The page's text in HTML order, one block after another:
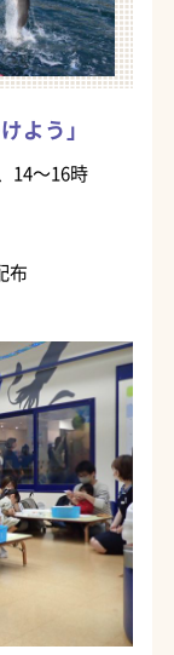
よう」
14～16時
布